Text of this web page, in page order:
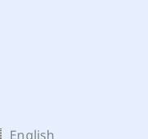
English